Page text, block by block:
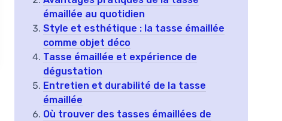
émaillée au quotidien
Style et esthétique : la tasse émaillée
comme objet déco
Tasse émaillée et expérience de
dégustation
Entretien et durabilité de la tasse
émaillée
Où trouver des tasses émaillées de